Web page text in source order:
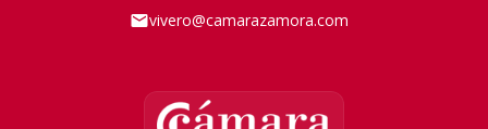
vivero@camarazamora.com